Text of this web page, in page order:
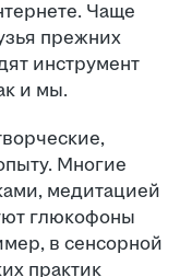
Чаще
прежних
инструмент
и мы.
Многие
медитацией
глюкофоны
в сенсорной
практик